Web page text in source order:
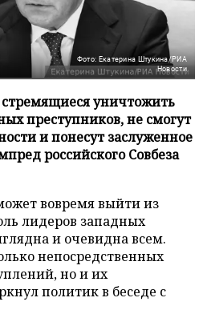
Фото: Екатерина Штукина/РИА
Новости
уничтожить
преступников, не смогут
и понесут заслуженное
российского Совбеза
вовремя выйти из
лидеров западных
и очевидна всем.
непосредственных
но и их
политик в беседе с